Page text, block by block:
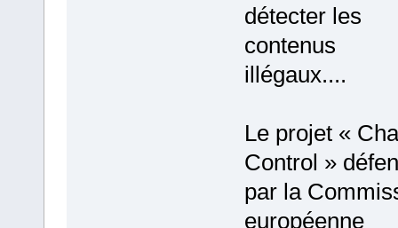
détecter les
contenus
illégaux....
Le projet «
Control »
par la
européenne